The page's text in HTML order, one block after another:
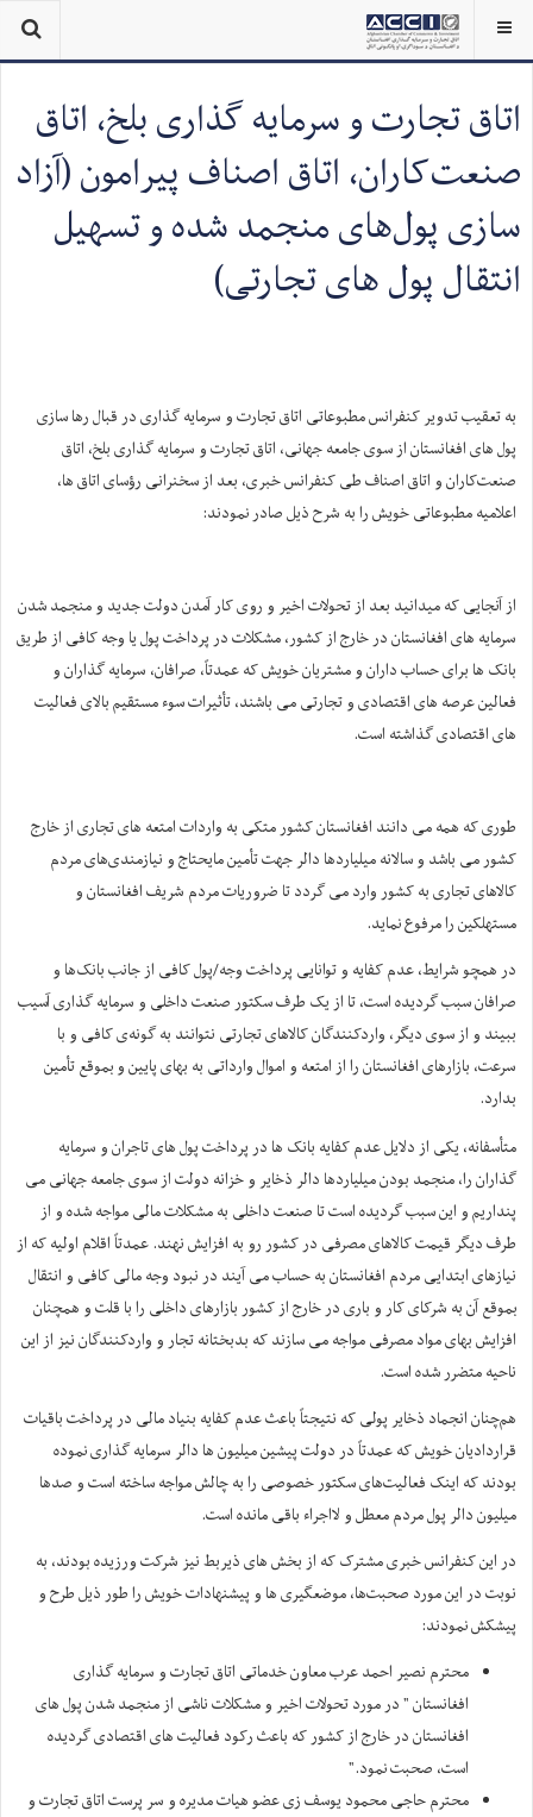
اتاق تجارت و سرمایه گذاری بلخ، اتاق
صنعت‌کاران، اتاق اصناف پیرامون (آزاد
سازی پول‌های منجمد شده و تسهیل
انتقال پول های تجارتی)
به تعقیب تدویر کنفرانس مطبوعاتی اتاق تجارت و سرمایه گذاری در قبال رها سازی
پول های افغانستان از سوی جامعه جهانی، اتاق تجارت و سرمایه گذاری بلخ، اتاق
صنعت‌کاران و اتاق اصناف طی کنفرانس خبری، بعد از سخنرانی رؤسای اتاق ها،
اعلامیه مطبوعاتی خویش را به شرح ذیل صادر نمودند:
از آنجایی که میدانید بعد از تحولات اخیر و روی کار آمدن دولت جدید و منجمد شدن
سرمایه های افغانستان در خارج از کشور، مشکلات در پرداخت پول یا وجه کافی از طریق
بانک ها برای حساب داران و مشتریان خویش که عمدتاً، صرافان، سرمایه گذاران و
فعالین عرصه های اقتصادی و تجارتی می باشند، تأثیرات سوء مستقیم بالای فعالیت
های اقتصادی گذاشته است.
طوری که همه می دانند افغانستان کشور متکی به واردات امتعه های تجاری از خارج
کشور می باشد و سالانه میلیاردها دالر جهت تأمین مایحتاج و نیازمندی‌های مردم
کالاهای تجاری به کشور وارد می گردد تا ضروریات مردم شریف افغانستان و
مستهلکین را مرفوع نماید.
در همچو‌ شرایط، عدم کفایه و توانایی پرداخت وجه/پول کافی از جانب بانک‌ها و
صرافان سبب گردیده است، تا از یک ‌طرف سکتور صنعت داخلی و سرمایه گذاری آسیب
ببیند و از سوی دیگر، واردکنندگان کالاهای تجارتی نتوانند به گونه‌ی کافی و با
سرعت، بازارهای افغانستان را از امتعه و اموال وارداتی به بهای پایین و بموقع تأمین
بدارد.
متأسفانه، یکی از دلایل عدم کفایه بانک ها در پرداخت پول های تاجران و سرمایه
گذاران را، منجمد بودن میلیاردها دالر ذخایر و خزانه‌ دولت از سوی جامعه جهانی می
پنداریم و این سبب گردیده است تا صنعت داخلی به مشکلات مالی مواجه شده و از
طرف دیگر قیمت کالاهای مصرفی در کشور رو به افزایش نهند. عمدتاً اقلام اولیه که از
نیازهای ابتدایی مردم افغانستان به حساب می آیند در نبود وجه مالی کافی و انتقال
بموقع آن به شرکای کار و باری در خارج از کشور بازارهای داخلی را با قلت و همچنان
افزایش بهای مواد مصرفی مواجه می سازند که بدبختانه تجار و واردکنندگان نیز از این
ناحیه متضرر شده است.
هم‌چنان انجماد ذخایر پولی که نتیجتاً باعث عدم کفایه بنیاد مالی در پرداخت باقیات
قراردادیان خویش که عمدتاً در دولت پیشین میلیون ها دالر سرمایه گذاری نموده
بودند که اینک فعالیت‌های سکتور خصوصی را به چالش مواجه ساخته است و صدها
میلیون دالر پول مردم معطل و لااجراء باقی مانده است.
در این کنفرانس خبری مشترک که از بخش های ذیربط نیز شرکت ورزیده بودند، به
نوبت در این مورد صحبت‌ها، موضعگیری ها و پیشنهادات خویش را طور ذیل طرح و
پیشکش نمودند:
محترم نصیر احمد عرب معاون خدماتی اتاق تجارت و سرمایه گذاری
افغانستان " در مورد تحولات اخیر و مشکلات ناشی از منجمد شدن پول های
افغانستان در خارج از کشور که باعث رکود فعالیت های اقتصادی گردیده
است، صحبت نمود."
محترم حاجی محمود یوسف زی عضو هیات مدیره و سر پرست اتاق تجارت و